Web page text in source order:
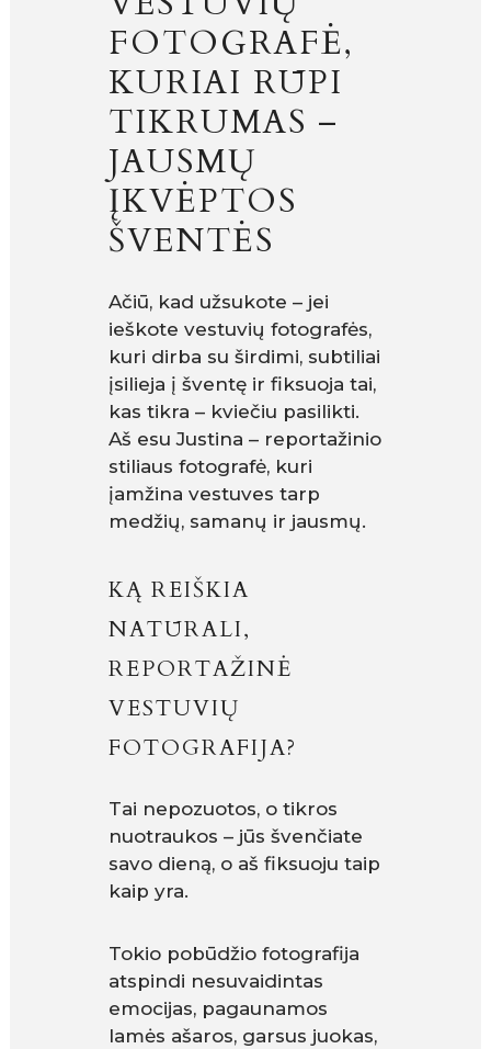
FOTOGRAFĖ,
KURIAI RŪPI
TIKRUMAS –
JAUSMŲ
ĮKVĖPTOS
ŠVENTĖS
Ačiū, kad užsukote – jei
ieškote vestuvių fotografės,
kuri dirba su širdimi, subtiliai
įsilieja į šventę ir fiksuoja tai,
kas tikra – kviečiu pasilikti.
Aš esu Justina – reportažinio
stiliaus fotografė, kuri
įamžina vestuves tarp
medžių, samanų ir jausmų.
KĄ REIŠKIA
NATŪRALI,
REPORTAŽINĖ
VESTUVIŲ
FOTOGRAFIJA?
Tai nepozuotos, o tikros
nuotraukos – jūs švenčiate
savo dieną, o aš fiksuoju taip
kaip yra.
Tokio pobūdžio fotografija
atspindi nesuvaidintas
emocijas, pagaunamos
lamės ašaros, garsus juokas,